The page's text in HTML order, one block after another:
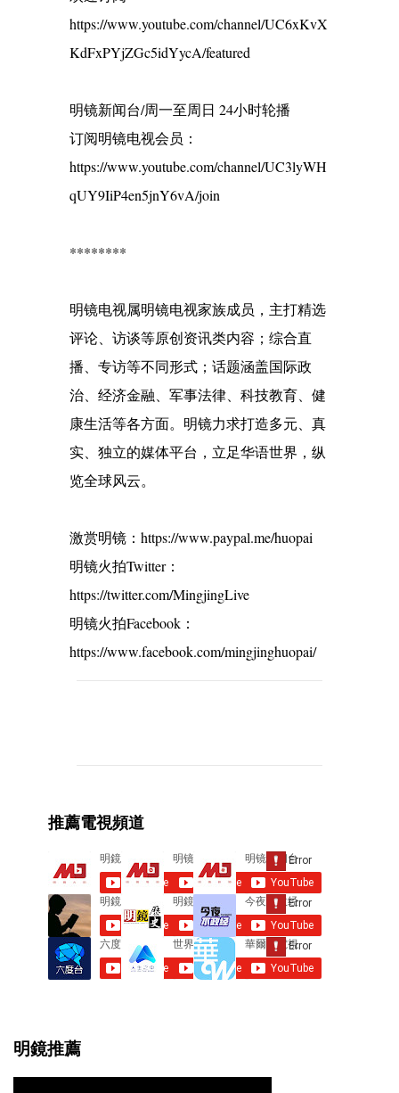
https://www.youtube.com/channel/UC6xKvX
KdFxPYjZGc5idYycA/featured
明镜新闻台/周一至周日 24小时轮播
订阅明镜电视会员：
https://www.youtube.com/channel/UC3lyWH
qUY9IiP4en5jnY6vA/join
********
明镜电视属明镜电视家族成员，主打精选
评论、访谈等原创资讯类内容；综合直
播、专访等不同形式；话题涵盖国际政
治、经济金融、军事法律、科技教育、健
康生活等各方面。明镜力求打造多元、真
实、独立的媒体平台，立足华语世界，纵
览全球风云。
激赏明镜：https://www.paypal.me/huopai
明镜火拍Twitter：
https://twitter.com/MingjingLive
明镜火拍Facebook：
https://www.facebook.com/mingjinghuopai/
n
t
s
推薦電視頻道
明鏡推薦